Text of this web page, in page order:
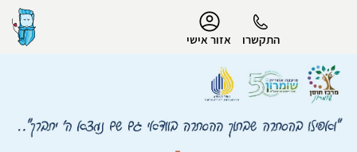
התקשרו אזור אישי
הפרופיל שלי